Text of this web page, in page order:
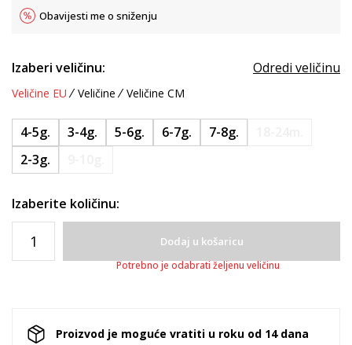
Obavijesti me o sniženju
Izaberi veličinu: Odredi veličinu
Veličine EU Veličine Veličine CM
4-5g. 3-4g. 5-6g. 6-7g. 7-8g.
2-3g.
Izaberite količinu:
Dodaj u košaricu
Potrebno je odabrati željenu veličinu
Proizvod je moguće vratiti u roku od 14 dana